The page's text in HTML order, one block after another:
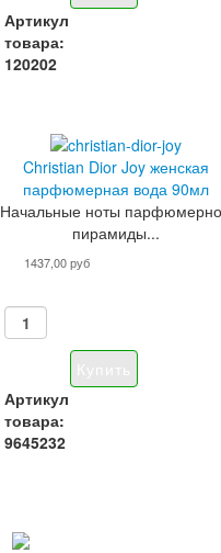
Артикул
товара:
120202
Christian Dior Joy женская
парфюмерная вода 90мл
Начальные ноты
пирамиды...
1437,00 руб
Артикул
товара:
9645232